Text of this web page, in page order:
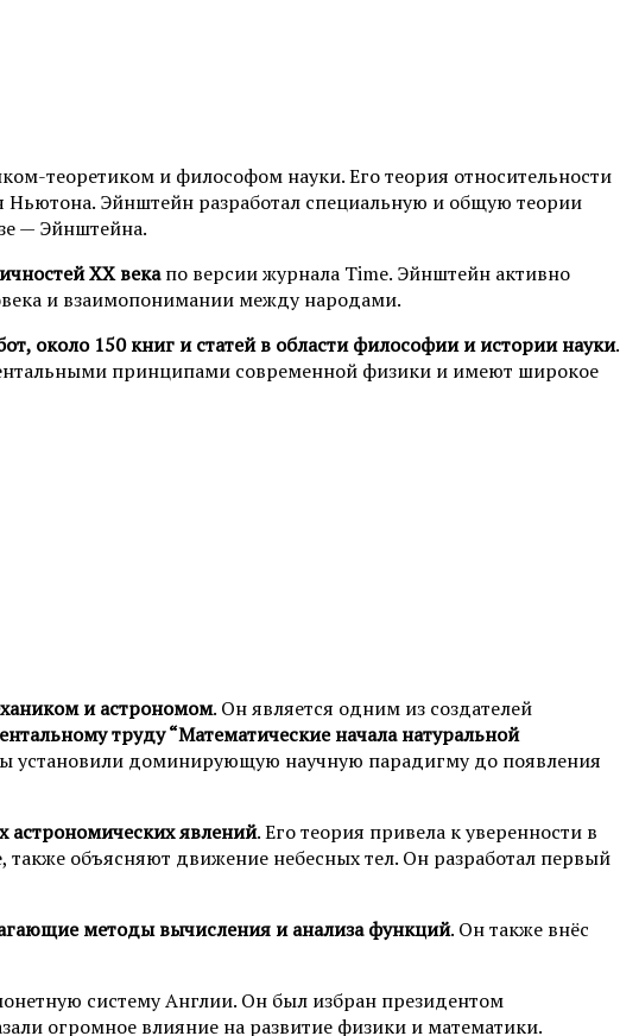
теоретиком и философом науки. Его теория относительности
Ньютона. Эйнштейн разработал специальную и общую теории
— Эйнштейна.
XX векапо версии журнала Time. Эйнштейн активно
и взаимопонимании между народами.
около 150 книг и статей в области философии и истории науки.
принципами современной физики и имеют широкое
и астрономом. Он является одним из создателей
труду “Математические начала натуральной
установили доминирующую научную парадигму до появления
астрономических явлений. Его теория привела к уверенности в
объясняют движение небесных тел. Он разработал первый
методы вычисления и анализа функций. Он также внёс
систему Англии. Он был избран президентом
огромное влияние на развитие физики и математики.